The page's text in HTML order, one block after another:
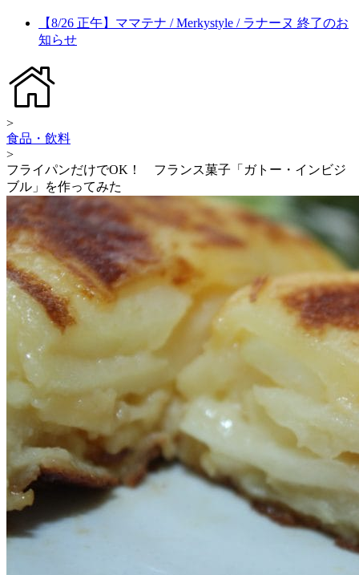
【8/26 正午】ママテナ / Merkystyle / ラナーヌ 終了のお
知らせ
>
食品・飲料
>
フライパンだけでOK！ フランス菓子「ガトー・インビジ
ブル」を作ってみた